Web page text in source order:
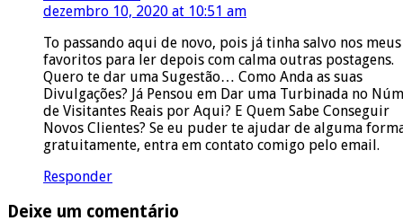
dezembro 10, 2020 at 10:51 am
To passando aqui de novo, pois já tinha salvo nos meus
favoritos para ler depois com calma outras postagens.
Quero te dar uma Sugestão… Como Anda as suas
Divulgações? Já Pensou em Dar uma Turbinada no
de Visitantes Reais por Aqui? E Quem Sabe Conseguir
Novos Clientes? Se eu puder te ajudar de alguma
gratuitamente, entra em contato comigo pelo email.
Responder
Deixe um comentário